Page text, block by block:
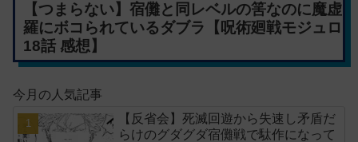
【つまらない】宿儺と同レベルの筈なのに魔虚
羅にボコられているダブラ【呪術廻戦モジュロ
18話 感想】
今月の人気記事
【反省会】死滅回遊から失速し矛盾だ
らけのグダグダ宿儺戦で駄作になって